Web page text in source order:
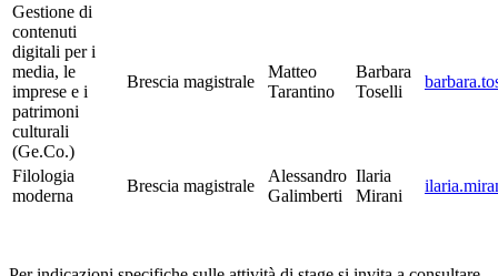
Gestione di
contenuti
digitali per i
media, le
imprese e i
patrimoni
culturali
(Ge.Co.)
Brescia magistrale
Matteo
Tarantino
Barbara
Toselli
Filologia
moderna
Brescia magistrale
Alessandro
Galimberti
Ilaria
Mirani